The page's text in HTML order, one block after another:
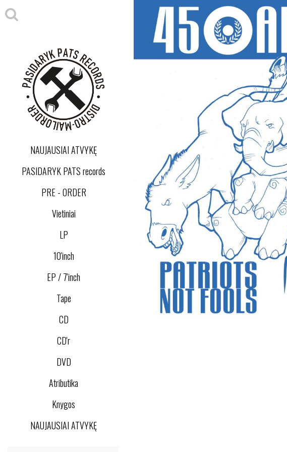
NAUJAUSIAI ATVYKĘ
PASIDARYK PATS records
PRE - ORDER
Vietiniai
LP
10'inch
EP / 7'inch
Tape
CD
CD'r
DVD
Atributika
Knygos
NAUJAUSIAI ATVYKĘ